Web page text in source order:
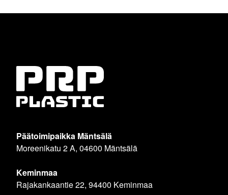
Päätoimipaikka Mäntsälä
Moreenikatu 2 A, 04600 Mäntsälä
Keminmaa
Rajakankaantie 22, 94400 Keminmaa